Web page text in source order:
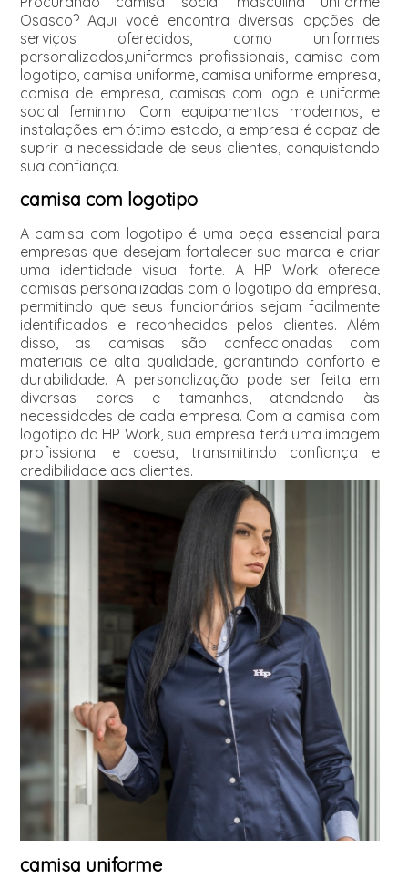
Osasco? Aqui você encontra diversas opções de
serviços oferecidos, como uniformes
personalizados,uniformes profissionais, camisa com
logotipo, camisa uniforme, camisa uniforme empresa,
camisa de empresa, camisas com logo e uniforme
social feminino. Com equipamentos modernos, e
instalações em ótimo estado, a empresa é capaz de
suprir a necessidade de seus clientes, conquistando
sua confiança.
camisa com logotipo
A camisa com logotipo é uma peça essencial para
empresas que desejam fortalecer sua marca e criar
uma identidade visual forte. A HP Work oferece
camisas personalizadas com o logotipo da empresa,
permitindo que seus funcionários sejam facilmente
identificados e reconhecidos pelos clientes. Além
disso, as camisas são confeccionadas com
materiais de alta qualidade, garantindo conforto e
durabilidade. A personalização pode ser feita em
diversas cores e tamanhos, atendendo às
necessidades de cada empresa. Com a camisa com
logotipo da HP Work, sua empresa terá uma imagem
profissional e coesa, transmitindo confiança e
credibilidade aos clientes.
camisa uniforme